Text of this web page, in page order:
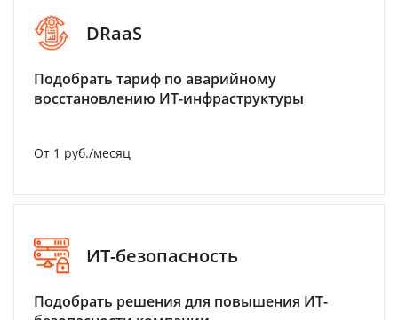
DRaaS
Подобрать тариф по аварийному
восстановлению ИТ-инфраструктуры
От 1 руб./месяц
ИТ-безопасность
Подобрать решения для повышения ИТ-